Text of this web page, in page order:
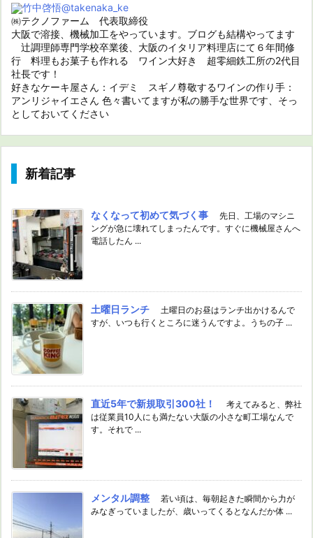
竹中啓悟@takenaka_ke
㈱テクノファーム 代表取締役
大阪で溶接、機械加工をやっています。ブログも結構やってます
辻調理師専門学校卒業後、大阪のイタリア料理店にて６年間修
行 料理もお菓子も作れる ワイン大好き 超零細鉄工所の2代目
社長です！
好きなケーキ屋さん：イデミ スギノ尊敬するワインの作り手：
アンリジャイエさん 色々書いてますが私の勝手な世界です、そっ
としておいてください
新着記事
なくなって初めて気づく事
先日、工場のマシニ
ングが急に壊れてしまったんです。すぐに機械屋さんへ
電話したん ...
土曜日ランチ
土曜日のお昼はランチ出かけるんで
すが、いつも行くところに迷うんですよ。うちの子 ...
直近5年で新規取引300社！
考えてみると、弊社
は従業員10人にも満たない大阪の小さな町工場なんで
す。それで ...
メンタル調整
若い頃は、毎朝起きた瞬間から力が
みなぎっていましたが、歳いってくるとなんだか体 ...